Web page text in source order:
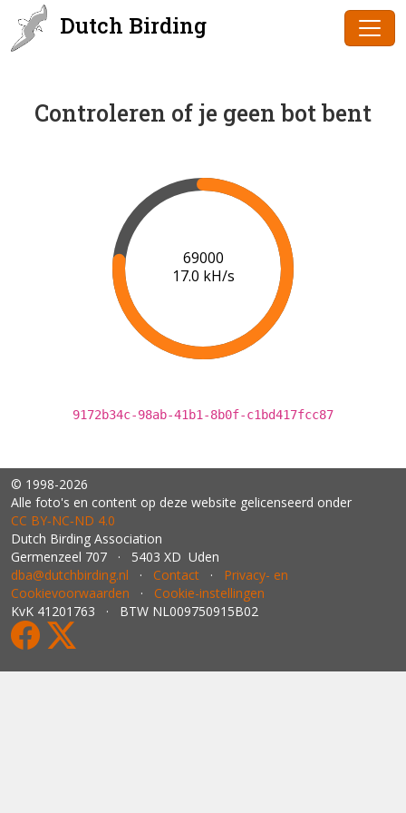
Dutch Birding
Controleren of je geen bot bent
70000
17.0 kH/s
9172b34c-98ab-41b1-8b0f-c1bd417fcc87
© 1998-2026
Alle foto's en content op deze website gelicenseerd onder
CC BY‑NC‑ND 4.0
Dutch Birding Association
Germenzeel 707 · 5403 XD Uden
dba@dutchbirding.nl · Contact · Privacy- en
Cookievoorwaarden · Cookie-instellingen
KvK 41201763 · BTW NL009750915B02